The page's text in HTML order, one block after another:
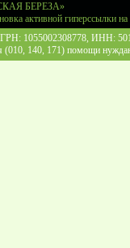
БЕРЕЗА»
активной гиперссылки
1055002308778, ИНН:
(010, 140, 171) помощи